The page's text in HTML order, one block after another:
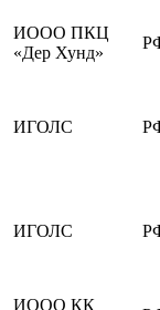
ИООО ПКЦ
«Дер Хунд»
ИГОЛС
ИГОЛС
ИООО КК